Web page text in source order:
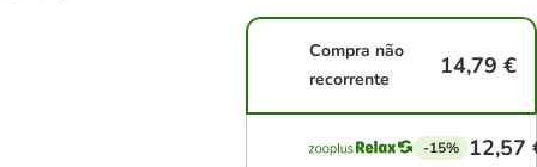
Compra não
recorrente
14,79 €
-15% 12,57